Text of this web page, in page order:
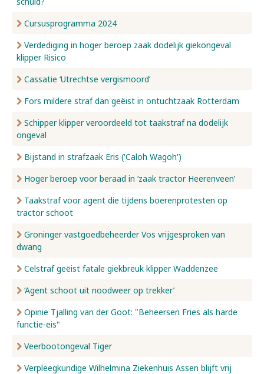
Cursusprogramma 2024
Verdediging in hoger beroep zaak dodelijk giekongeval
klipper Risico
Cassatie ‘Utrechtse vergismoord’
Fors mildere straf dan geëist in ontuchtzaak Rotterdam
Schipper klipper veroordeeld tot taakstraf na dodelijk
ongeval
Bijstand in strafzaak Eris ('Caloh Wagoh')
Hoger beroep voor beraad in ‘zaak tractor Heerenveen’
Taakstraf voor agent die tijdens boerenprotesten op
tractor schoot
Groninger vastgoedbeheerder Vos vrijgesproken van
dwang
Celstraf geëist fatale giekbreuk klipper Waddenzee
‘Agent schoot uit noodweer op trekker’
Opinie Tjalling van der Goot: "Beheersen Fries als harde
functie-eis"
Veerbootongeval Tiger
Verpleegkundige Wilhelmina Ziekenhuis Assen blijft vrij